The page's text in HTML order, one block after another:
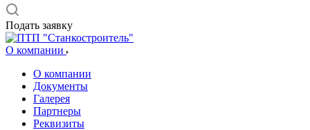
Подать заявку
О компании
О компании
Документы
Галерея
Партнеры
Реквизиты